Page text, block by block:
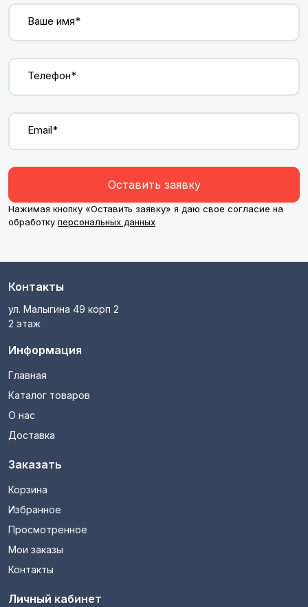
Ваше имя*
Телефон*
Email*
Оставить заявку
Нажимая кнопку «Оставить заявку» я даю свое согласие на
обработку персональных данных
Контакты
ул. Малыгина 49 корп 2
2 этаж
Информация
Главная
Каталог товаров
О нас
Доставка
Заказать
Корзина
Избранное
Просмотренное
Мои заказы
Контакты
Личный кабинет